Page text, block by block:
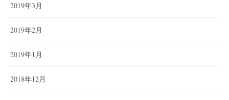
2019年3月
2019年2月
2019年1月
2018年12月